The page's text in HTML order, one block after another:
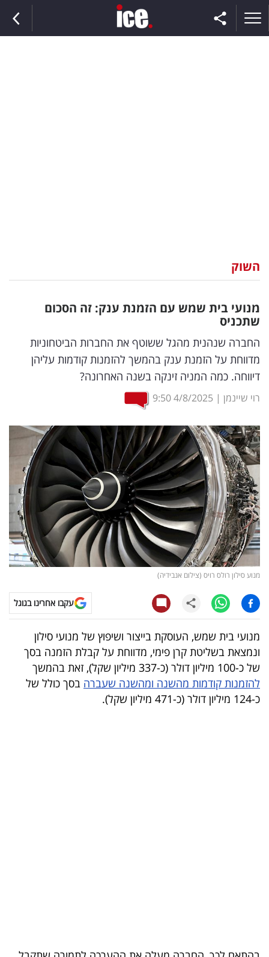
וצרכנות
דיגיטל
וטק
שיווק
ופרסום
מדדים
ומחקרים
דעות
רכילות
עסקית
קריפטו
ויראלי
טלוויזיה
עסקי
ספורט
קריירה
5
השוק
מנועי בית שמש עם הזמנת ענק: זה הסכום
שתכניס
החברה שנהנית מהגל ששוטף את החברות הביטחוניות
מדווחת על הזמנת ענק בהמשך להזמנות קודמות עליהן
דיווחה. כמה המניה זינקה בשנה האחרונה?
רוי שיינמן |
4/8/2025
9:50
מנוע סילון רולס רויס (צילום אנבידיה)
עקבו אחרינו בגוגל
מנועי בית שמש, העוסקת בייצור ושיפוץ של מנועי סילון
ונמצאת בשליטת קרן פימי, מדווחת על קבלת הזמנה בסך
של כ-100 מיליון דולר (כ-337 מיליון שקל), זאת בהמשך
להזמנות קודמות מהשנה ומהשנה שעברה בסך כולל של
כ-124 מיליון דולר (כ-471 מיליון שקל).